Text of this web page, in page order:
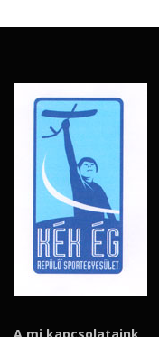
A mi kapcsolataink